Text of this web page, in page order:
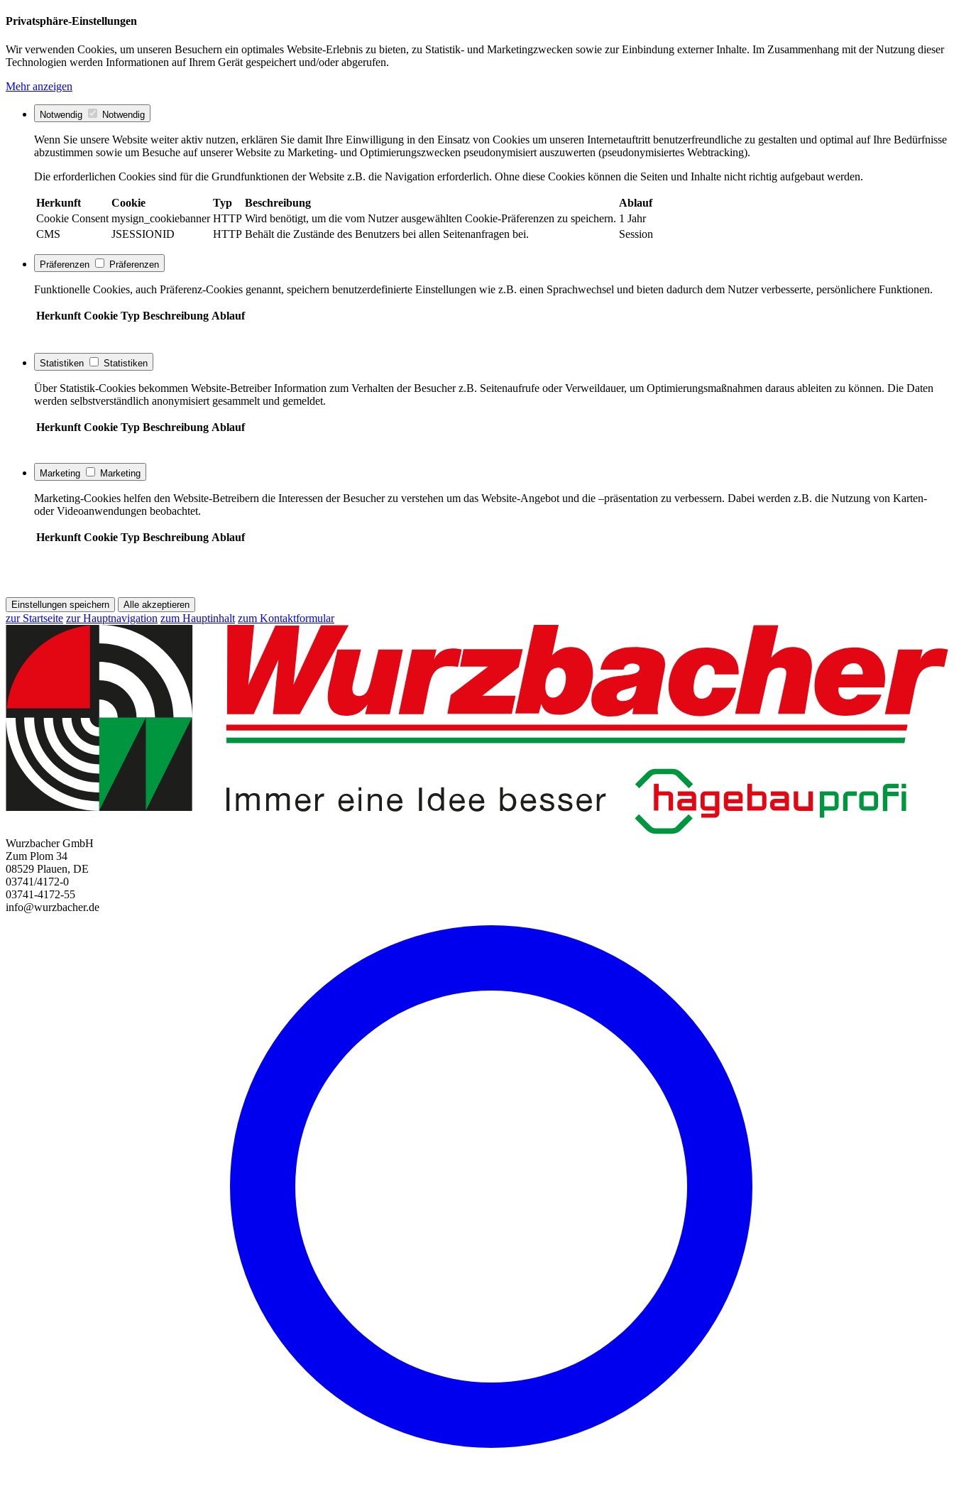
Privatsphäre-Einstellungen
Wir verwenden Cookies, um unseren Besuchern ein optimales Website-Erlebnis zu bieten, zu Statistik- und Marketingzwecken sowie zur Einbindung externer Inhalte. Im Zusammenhang mit der Nutzung dieser
Technologien werden Informationen auf Ihrem Gerät gespeichert und/oder abgerufen.
Mehr anzeigen
Notwendig Notwendig
Wenn Sie unsere Website weiter aktiv nutzen, erklären Sie damit Ihre Einwilligung in den Einsatz von Cookies um unseren Internetauftritt benutzerfreundliche zu gestalten und optimal auf Ihre Bedürfnisse
abzustimmen sowie um Besuche auf unserer Website zu Marketing- und Optimierungszwecken pseudonymisiert auszuwerten (pseudonymisiertes Webtracking).
Die erforderlichen Cookies sind für die Grundfunktionen der Website z.B. die Navigation erforderlich. Ohne diese Cookies können die Seiten und Inhalte nicht richtig aufgebaut werden.
Herkunft Cookie Typ Beschreibung
Ablauf
Cookie Consent mysign_cookiebanner HTTP Wird benötigt, um die vom Nutzer ausgewählten Cookie-Präferenzen zu speichern. 1 Jahr
CMS
JSESSIONID HTTP Behält die Zustände des Benutzers bei allen Seitenanfragen bei. Session
Präferenzen Präferenzen
Funktionelle Cookies, auch Präferenz-Cookies genannt, speichern benutzerdefinierte Einstellungen wie z.B. einen Sprachwechsel und bieten dadurch dem Nutzer verbesserte, persönlichere Funktionen.
Herkunft Cookie Typ Beschreibung Ablauf
Statistiken Statistiken
Über Statistik-Cookies bekommen Website-Betreiber Information zum Verhalten der Besucher z.B. Seitenaufrufe oder Verweildauer, um Optimierungsmaßnahmen daraus ableiten zu können. Die Daten
werden selbstverständlich anonymisiert gesammelt und gemeldet.
Herkunft Cookie Typ Beschreibung Ablauf
Marketing Marketing
Marketing-Cookies helfen den Website-Betreibern die Interessen der Besucher zu verstehen um das Website-Angebot und die –präsentation zu verbessern. Dabei werden z.B. die Nutzung von Karten-
oder Videoanwendungen beobachtet.
Herkunft Cookie Typ Beschreibung Ablauf
Einstellungen speichern Alle akzeptieren
zur Startseite zur Hauptnavigation zum Hauptinhalt zum Kontaktformular
Wurzbacher GmbH
Zum Plom 34
08529 Plauen, DE
03741/4172-0
03741-4172-55
info@wurzbacher.de